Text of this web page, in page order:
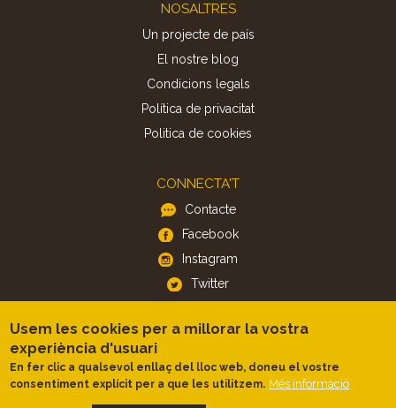
NOSALTRES
Un projecte de país
El nostre blog
Condicions legals
Política de privacitat
Politica de cookies
CONNECTA'T
Contacte
Facebook
Instagram
Twitter
APP
iOS
Android
Usem les cookies per a millorar la vostra
experiència d'usuari
En fer clic a qualsevol enllaç del lloc web, doneu el vostre
consentiment explícit per a que les utilitzem. Més informació